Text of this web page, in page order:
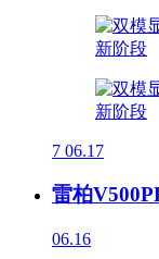
7 06.17
雷柏
06.16